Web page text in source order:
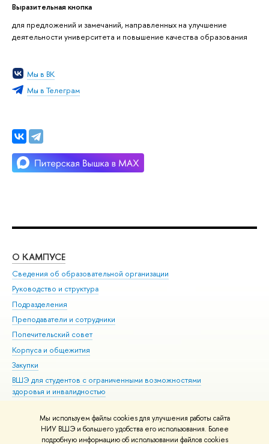
Мы используем файлы cookies для улучшения работы сайта
НИУ ВШЭ и большего удобства его использования. Более
подробную информацию об использовании файлов cookies
Выразительная кнопка
для предложений и замечаний, направленных на улучшение
деятельности университета и повышение качества образования
Мы в ВК
Мы в Телеграм
О КАМПУСЕ
Сведения об образовательной организации
Руководство и структура
Подразделения
Преподаватели и сотрудники
Попечительский совет
Корпуса и общежития
Закупки
ВШЭ для студентов с ограниченными возможностями
здоровья и инвалидностью
Единая платежная страница